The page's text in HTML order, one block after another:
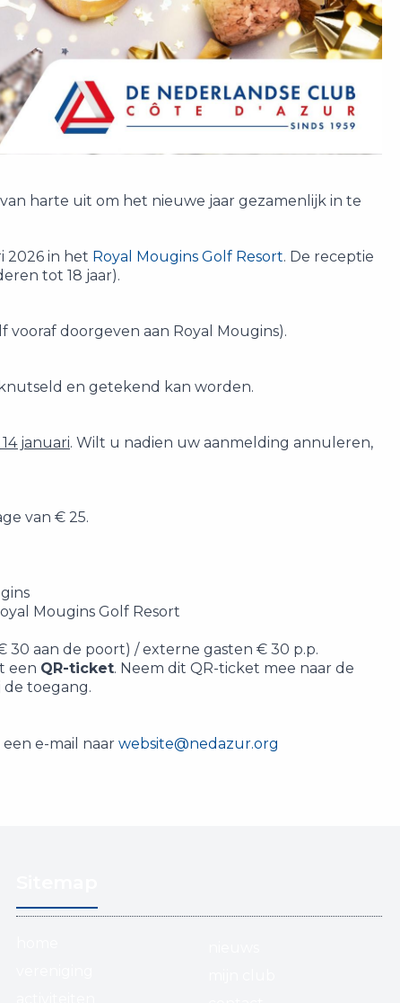
harte uit om het nieuwe jaar gezamenlijk in te
2026 in het Royal Mougins Golf Resort. De receptie
tot 18 jaar).
doorgeven aan Royal Mougins).
en getekend kan worden.
januari. Wilt u nadien uw aanmelding annuleren,
van € 25.
Mougins Golf Resort
30 aan de poort) / externe gasten € 30 p.p.
een QR-ticket. Neem dit QR-ticket mee naar de
toegang.
e-mail naar website@nedazur.org